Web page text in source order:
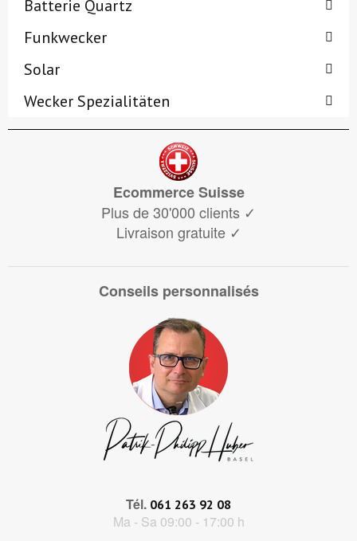
Batterie Quartz
Funkwecker
Solar
Wecker Spezialitäten
Ecommerce Suisse
Plus de 30'000 clients ✓
Livraison gratuite ✓
Conseils personnalisés
Tél. 061 263 92 08
Ma - Sa 09:00 - 17:00 h